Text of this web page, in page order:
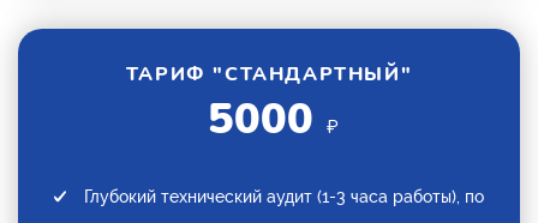
ТАРИФ "СТАНДАРТНЫЙ"
5000 ₽
Глубокий технический аудит (1-3 часа работы), по